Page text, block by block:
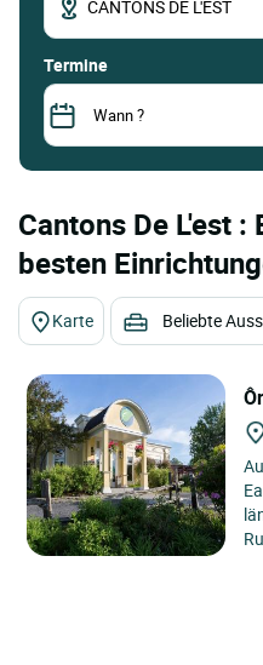
termine
Cantons De L'est
besten
Karte Beliebte